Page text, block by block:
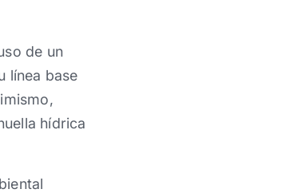
de un
línea base
hídrica